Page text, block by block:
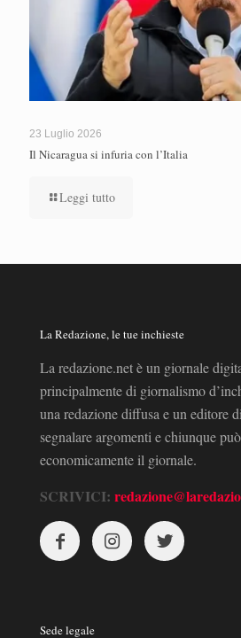
23 Luglio 2026
Il Nicaragua si infuria con l’Italia
Leggi tutto
La Redazione, le tue inchieste
La redazione.net è un giornale
principalmente di giornalismo
una redazione diffusa e un editore
segnalare argomenti e chiunque
economicamente il giornale.
SCRIVICI:
Sede legale